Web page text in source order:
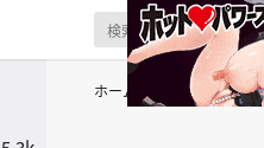
ホーム くぱぁ